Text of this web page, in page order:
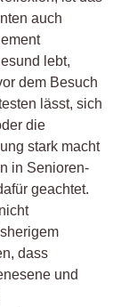
auch
lebt,
dem Besuch
lässt, sich
die
stark macht
in Senioren-
geachtet.
dass
und